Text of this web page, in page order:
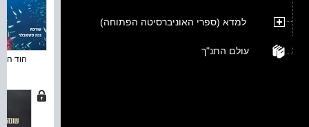
למדא (ספרי האוניברסיטה הפתוחה)
עולם התנ"ך
הוד